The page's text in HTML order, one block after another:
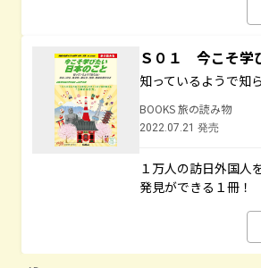
Ｓ０１ 今こそ学
知っているようで知
BOOKS 旅の読み物
2022.07.21 発売
１万人の訪日外国人
発見ができる１冊！